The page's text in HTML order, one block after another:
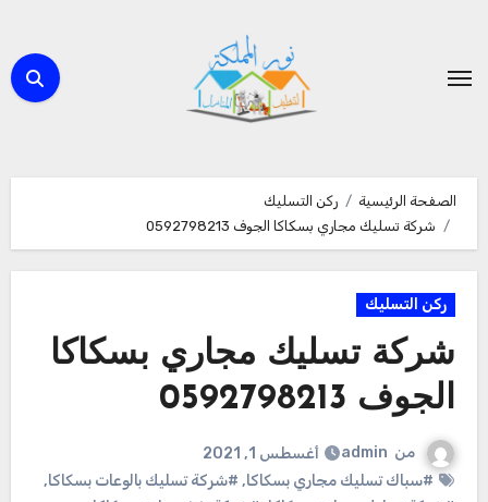
المحتوى
الصفحة الرئيسية
ركن التسليك
شركة تسليك مجاري بسكاكا الجوف 0592798213
ركن التسليك
شركة تسليك مجاري بسكاكا
الجوف 0592798213
من admin
أغسطس 1, 2021
#سباك تسليك مجاري بسكاكا, #شركة تسليك بالوعات بسكاكا,